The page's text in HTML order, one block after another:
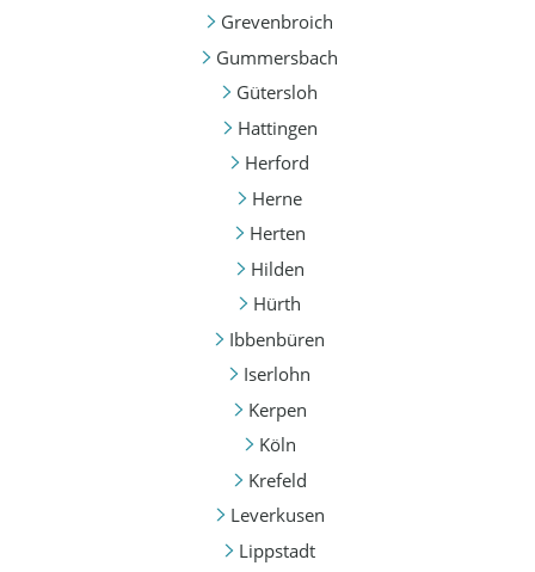
Grevenbroich
Gummersbach
Gütersloh
Hattingen
Herford
Herne
Herten
Hilden
Hürth
Ibbenbüren
Iserlohn
Kerpen
Köln
Krefeld
Leverkusen
Lippstadt